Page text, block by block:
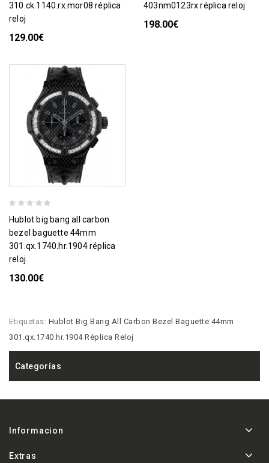
310.ck.1140.rx.mor08 réplica
reloj
129.00€
403nm0123rx réplica reloj
198.00€
hublot big bang all carbon
bezel baguette 44mm
301.qx.1740.hr.1904 réplica
reloj
130.00€
Etiquetas: Hublot Big Bang All Carbon Bezel Baguette 44mm
301.qx.1740.hr.1904 Réplica Reloj
Categorías
Informacion
Extras